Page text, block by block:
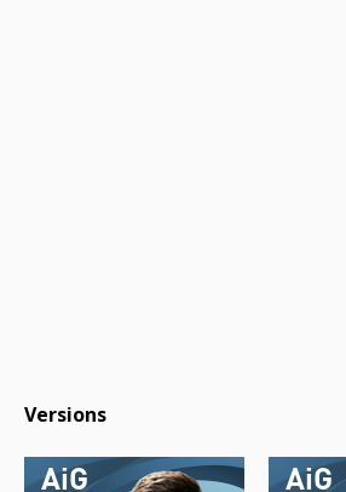
Versions
AiG AiG